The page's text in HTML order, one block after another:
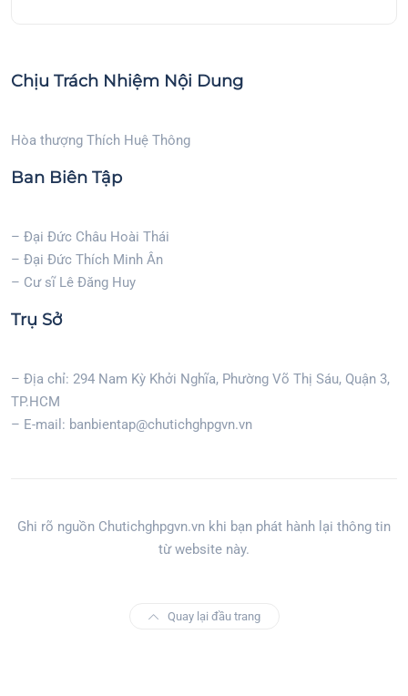
Chịu Trách Nhiệm Nội Dung
Hòa thượng Thích Huệ Thông
Ban Biên Tập
– Đại Đức Châu Hoài Thái
– Đại Đức Thích Minh Ân
– Cư sĩ Lê Đăng Huy
Trụ Sở
– Địa chỉ: 294 Nam Kỳ Khởi Nghĩa, Phường Võ Thị Sáu, Quận 3,
TP.HCM
– E-mail: banbientap@chutichghpgvn.vn
Ghi rõ nguồn Chutichghpgvn.vn khi bạn phát hành lại thông tin
từ website này.
Quay lại đầu trang